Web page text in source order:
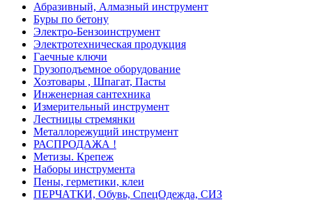
Абразивный, Алмазный инструмент
Буры по бетону
Электро-Бензоинструмент
Электротехническая продукция
Гаечные ключи
Грузоподъемное оборудование
Хозтовары , Шпагат, Пасты
Инженерная сантехника
Измерительный инструмент
Лестницы стремянки
Металлорежущий инструмент
РАСПРОДАЖА !
Метизы. Крепеж
Наборы инструмента
Пены, герметики, клеи
ПЕРЧАТКИ, Обувь, СпецОдежда, СИЗ